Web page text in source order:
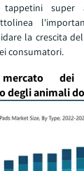
super
la crescita
consumatori.
dei
degli animali